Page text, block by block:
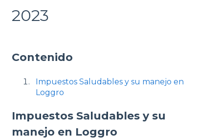
2023
Contenido
Impuestos Saludables y su manejo en
Loggro
Impuestos Saludables y su
manejo en Loggro